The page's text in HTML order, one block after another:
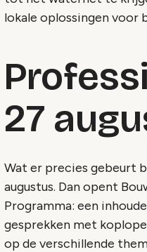
lokale oplossingen voor
27
Wat er precies gebeurt
augustus. Dan opent
Programma: een
gesprekken met
op de verschillende